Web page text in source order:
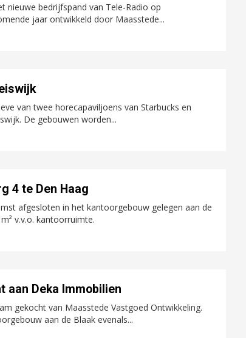
nieuwe bedrijfspand van Tele-Radio op
jaar ontwikkeld door Maasstede...
van twee horecapaviljoens van Starbucks en
De gebouwen worden...
4 te Den Haag
afgesloten in het kantoorgebouw gelegen aan de
v.v.o. kantoorruimte.
aan Deka Immobilien
gekocht van Maasstede Vastgoed Ontwikkeling.
aan de Blaak evenals...